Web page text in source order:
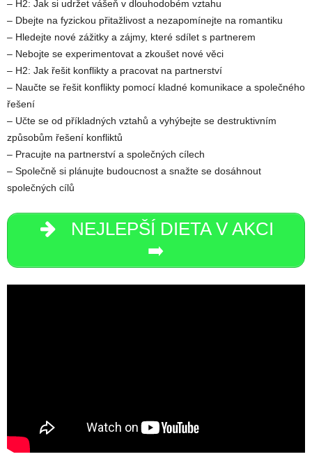
– H2: Jak si udržet vášeň v dlouhodobém vztahu
– Dbejte na fyzickou přitažlivost a nezapomínejte na romantiku
– Hledejte nové zážitky a zájmy, které sdílet s partnerem
– Nebojte se experimentovat a zkoušet nové věci
– H2: Jak řešit konflikty a pracovat na partnerství
– Naučte se řešit konflikty pomocí kladné komunikace a společného
řešení
– Učte se od příkladných vztahů a vyhýbejte se destruktivním
způsobům řešení konfliktů
– Pracujte na partnerství a společných cílech
– Společně si plánujte budoucnost a snažte se dosáhnout
společných cílů
NEJLEPŠÍ DIETA V AKCI
➡️